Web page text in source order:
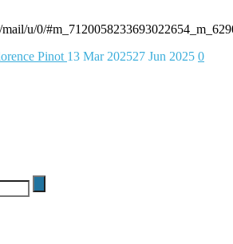
u/0/
Pinot 13 Mar 202527 Jun 2025 0